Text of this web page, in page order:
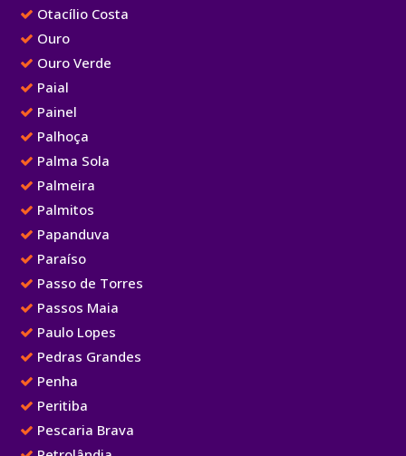
Otacílio Costa
Ouro
Ouro Verde
Paial
Painel
Palhoça
Palma Sola
Palmeira
Palmitos
Papanduva
Paraíso
Passo de Torres
Passos Maia
Paulo Lopes
Pedras Grandes
Penha
Peritiba
Pescaria Brava